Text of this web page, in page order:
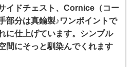
イドチェスト、Cornice（コー
部分は真鍮製♪ワンポイントで
に仕上げています。シンプル
間にそっと馴染んでくれます